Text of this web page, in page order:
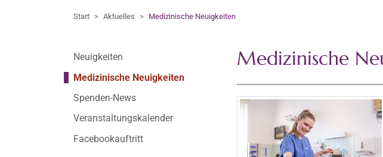
Start Aktuelles Medizinische Neuigkeiten
Neuigkeiten
Medizinische Neuigkeiten
Spenden-News
Veranstaltungskalender
Facebookauftritt
Medizinische